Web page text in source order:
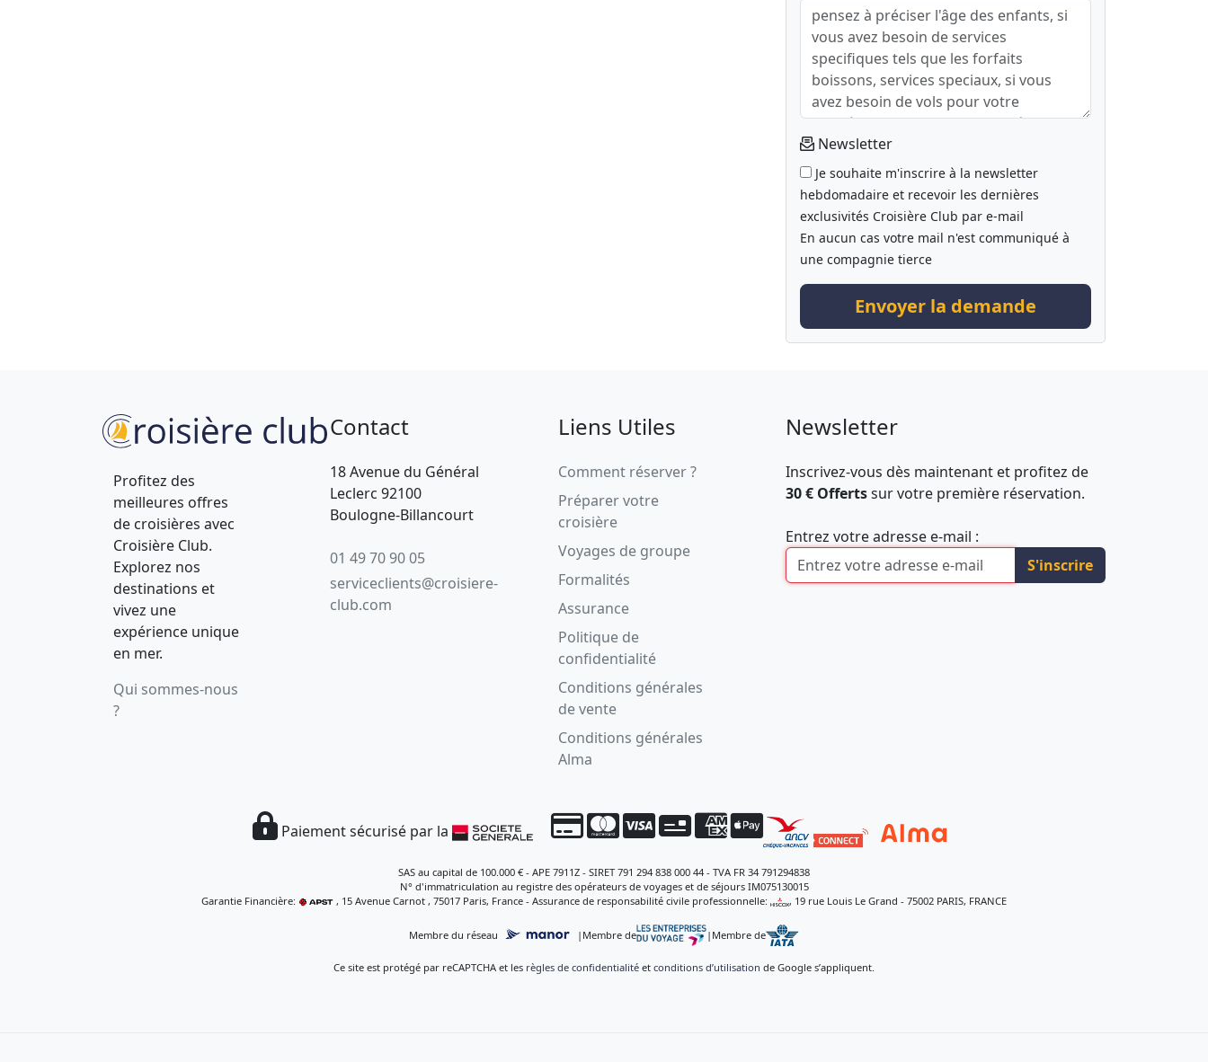
Newsletter
Je souhaite m'inscrire à la newsletter
hebdomadaire et recevoir les dernières
exclusivités Croisière Club par e-mail
En aucun cas votre mail n'est communiqué à
une compagnie tierce
Envoyer la demande
Profitez des
meilleures offres
de croisières avec
Croisière Club.
Explorez nos
destinations et
vivez une
expérience unique
en mer.
Qui sommes-nous
?
Contact
18 Avenue du Général
Leclerc 92100
Boulogne-Billancourt
01 49 70 90 05
serviceclients@croisiere-
club.com
Liens Utiles
Comment réserver ?
Préparer votre
croisière
Voyages de groupe
Formalités
Assurance
Politique de
confidentialité
Conditions générales
de vente
Conditions générales
Alma
Newsletter
Inscrivez-vous dès maintenant et profitez de
30 € Offertssur votre première réservation.
Entrez votre adresse e-mail :
S'inscrire
Paiement sécurisé par la
SAS au capital de 100.000 € - APE 7911Z - SIRET 791 294 838 000 44 - TVA FR 34 791294838
N° d'immatriculation au registre des opérateurs de voyages et de séjours IM075130015
Garantie Financière:
, 15 Avenue Carnot , 75017 Paris, France - Assurance de responsabilité civile professionnelle: , 19 rue Louis Le Grand - 75002 PARIS, FRANCE
Membre du réseau | Membre de | Membre de
Ce site est protégé par reCAPTCHA et les règles de confidentialité et conditions d’utilisation de Google s’appliquent.